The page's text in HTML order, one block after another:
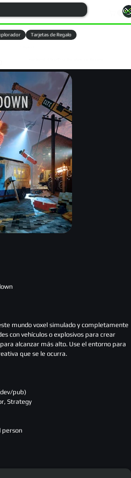
Tarjetas de Regalo
mundo voxel simulado y completamente
con vehículos o explosivos para crear
alcanzar más alto. Use el entorno para
que se le ocurra.
pub)
Strategy
person